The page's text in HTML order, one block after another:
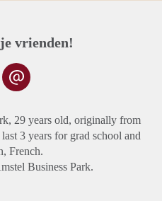
vrienden!
29 years old, originally from
3 years for grad school and
French.
Business Park.